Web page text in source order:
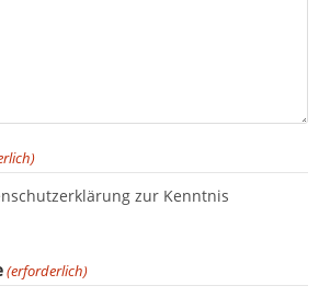
zur Kenntnis
(erforderlich)